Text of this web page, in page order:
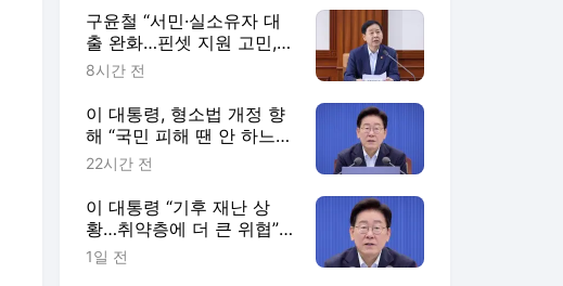
구윤철 “서민·실소유자 대
출 완화…핀셋 지원 고민,
조만간 대책”
8시간 전
이 대통령, 형소법 개정 향
해 “국민 피해 땐 안 하느니
못 해”
22시간 전
이 대통령 “기후 재난 상
황…취약층에 더 큰 위협”
보호책 강화 지시
1일 전